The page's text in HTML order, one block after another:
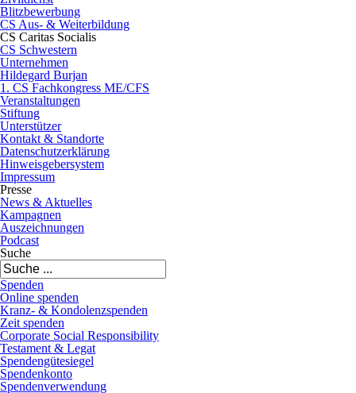
Blitzbewerbung
CS Aus- & Weiterbildung
CS Caritas Socialis
CS Schwestern
Unternehmen
Hildegard Burjan
1. CS Fachkongress ME/CFS
Veranstaltungen
Stiftung
Unterstützer
Kontakt & Standorte
Datenschutzerklärung
Hinweisgebersystem
Impressum
Presse
News & Aktuelles
Kampagnen
Auszeichnungen
Podcast
Suche
Spenden
Online spenden
Kranz- & Kondolenzspenden
Zeit spenden
Corporate Social Responsibility
Testament & Legat
Spendengütesiegel
Spendenkonto
Spendenverwendung